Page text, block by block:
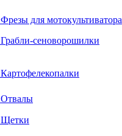
Фрезы для мотокультиватора
Грабли-сеноворошилки
Картофелекопалки
Отвалы
Щетки